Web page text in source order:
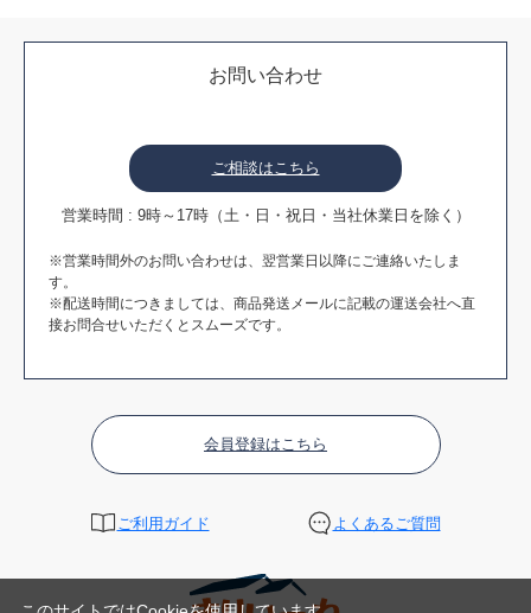
お問い合わせ
ご相談はこちら
営業時間 : 9時～17時（土・日・祝日・当社休業日を除く）
※営業時間外のお問い合わせは、翌営業日以降にご連絡いたしま
す。
※配送時間につきましては、商品発送メールに記載の運送会社へ直
接お問合せいただくとスムーズです。
会員登録はこちら
ご利用ガイド よくあるご質問